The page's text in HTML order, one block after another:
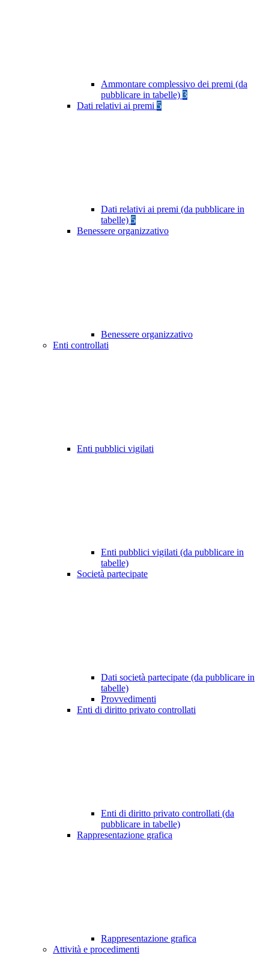
Ammontare complessivo dei premi (da
pubblicare in tabelle) 3
Dati relativi ai premi 5
Dati relativi ai premi (da pubblicare in
tabelle) 5
Benessere organizzativo
Benessere organizzativo
Enti controllati
Enti pubblici vigilati
Enti pubblici vigilati (da pubblicare in
tabelle)
Società partecipate
Dati società partecipate (da pubblicare in
tabelle)
Provvedimenti
Enti di diritto privato controllati
Enti di diritto privato controllati (da
pubblicare in tabelle)
Rappresentazione grafica
Rappresentazione grafica
Attività e procedimenti